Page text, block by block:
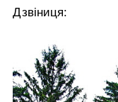
Дзвіниця: